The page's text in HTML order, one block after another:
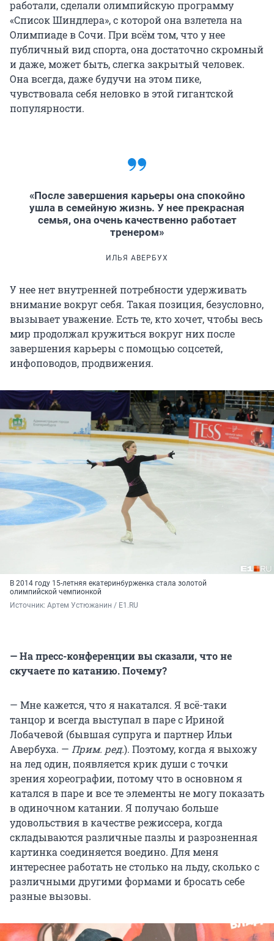
работали, сделали олимпийскую программу
«Список Шиндлера», с которой она взлетела на
Олимпиаде в Сочи. При всём том, что у нее
публичный вид спорта, она достаточно скромный
и даже, может быть, слегка закрытый человек.
Она всегда, даже будучи на этом пике,
чувствовала себя неловко в этой гигантской
популярности.
«После завершения карьеры она спокойно
ушла в семейную жизнь. У нее прекрасная
семья, она очень качественно работает
тренером»
ИЛЬЯ АВЕРБУХ
У нее нет внутренней потребности удерживать
внимание вокруг себя. Такая позиция, безусловно,
вызывает уважение. Есть те, кто хочет, чтобы весь
мир продолжал кружиться вокруг них после
завершения карьеры с помощью соцсетей,
инфоповодов, продвижения.
В 2014 году 15-летняя екатеринбурженка стала золотой
олимпийской чемпионкой
Источник: Артем Устюжанин / Е1.RU
— На пресс-конференции вы сказали, что не
скучаете по катанию. Почему?
— Мне кажется, что я накатался. Я всё-таки
танцор и всегда выступал в паре с Ириной
Лобачевой (бывшая супруга и партнер Ильи
Авербуха. — Прим. ред.). Поэтому, когда я выхожу
на лед один, появляется крик души с точки
зрения хореографии, потому что в основном я
катался в паре и все те элементы не могу показать
в одиночном катании. Я получаю больше
удовольствия в качестве режиссера, когда
складываются различные пазлы и разрозненная
картинка соединяется воедино. Для меня
интереснее работать не столько на льду, сколько с
различными другими формами и бросать себе
разные вызовы.